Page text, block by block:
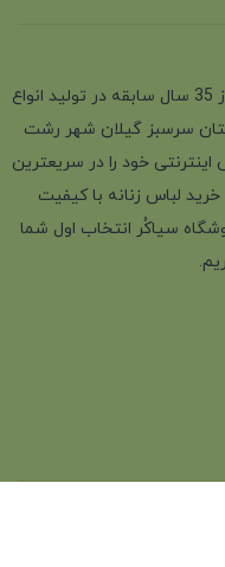
فروشگاه سیاکُر فروش لباس زنانه با بیش از 35 سال سابقه در تولید انواع
سرسبز گیلان شهر رشت
خود را در سریعترین
لباس زنانه با کیفیت
سیاکُر انتخاب اول شما